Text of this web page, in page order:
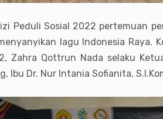
Peduli Sosial 2022 pertemuan
lagu Indonesia Raya.
Zahra Qottrun Nada selaku
Ibu Dr. Nur Intania Sofianita,